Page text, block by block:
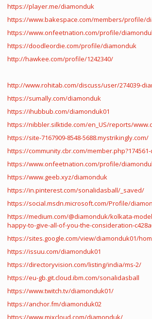
https://player.me/diamonduk
https://www.bakespace.com/members/profile/
https://www.onfeetnation.com/profile/
https://doodleordie.com/profile/diamonduk
http://hawkee.com/profile/1242340/
http://www.rohitab.com/discuss/user/274039-
https://sumally.com/diamonduk
https://ihubbub.com/diamonduk01
https://nibbler.silktide.com/en_US/reports/
https://site-7167909-8548-5688.mystrikingly.com/
https://community.cbr.com/
https://www.onfeetnation.com/profile/
https://www.geeb.xyz/diamonduk
https://in.pinterest.com/sonalidasball/_saved/
https://social.msdn.microsoft.com/Profile/
https://medium.com/@diamonduk/kolkata-
happy-to-give-all-of-you-the-consideration-
https://sites.google.com/view/diamonduk01/
https://issuu.com/diamonduk01
https://directoryvision.com/listing/india/ms-2/
https://eu-gb.git.cloud.ibm.com/sonalidasball
https://www.twitch.tv/diamonduk01/
https://anchor.fm/diamonduk02
https://www.mixcloud.com/diamonduk/